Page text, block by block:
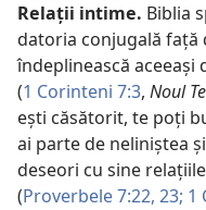
Relaţii intime. Biblia
datoria conjugală faţă
îndeplinească aceeaşi
(1 Corinteni 7:3, Noul
eşti căsătorit, te poţi
ai parte de neliniştea
deseori cu sine
(Proverbele 7:22, 23; 1